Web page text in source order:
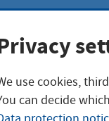
62
use cookies,
can decide